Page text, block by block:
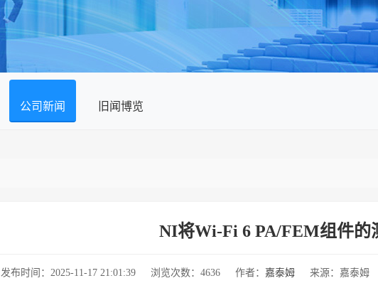
公司新闻 旧闻博览
NI将Wi-Fi 6 PA/FEM组件的
发布时间：2025-11-17 21:01:39 浏览次数：4636 作者： 嘉泰姆 来源：嘉泰姆